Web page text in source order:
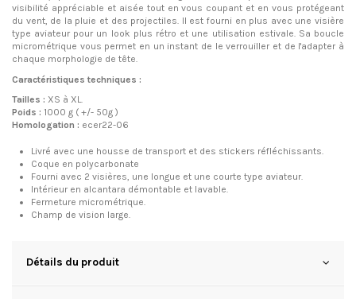
visibilité appréciable et aisée tout en vous coupant et en vous protégeant
du vent, de la pluie et des projectiles. Il est fourni en plus avec une visière
type aviateur pour un look plus rétro et une utilisation estivale. Sa boucle
micrométrique vous permet en un instant de le verrouiller et de l'adapter à
chaque morphologie de tête.
Caractéristiques techniques :
Tailles : XS à XL.
Poids : 1000 g ( +/- 50g )
Homologation : ecer22-06
Livré avec une housse de transport et des stickers réfléchissants.
Coque en polycarbonate
Fourni avec 2 visières, une longue et une courte type aviateur.
Intérieur en alcantara démontable et lavable.
Fermeture micrométrique.
Champ de vision large.
Détails du produit